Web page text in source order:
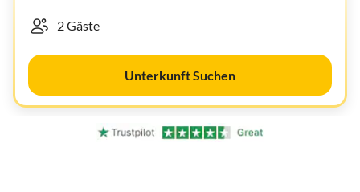
Unterkunft Suchen